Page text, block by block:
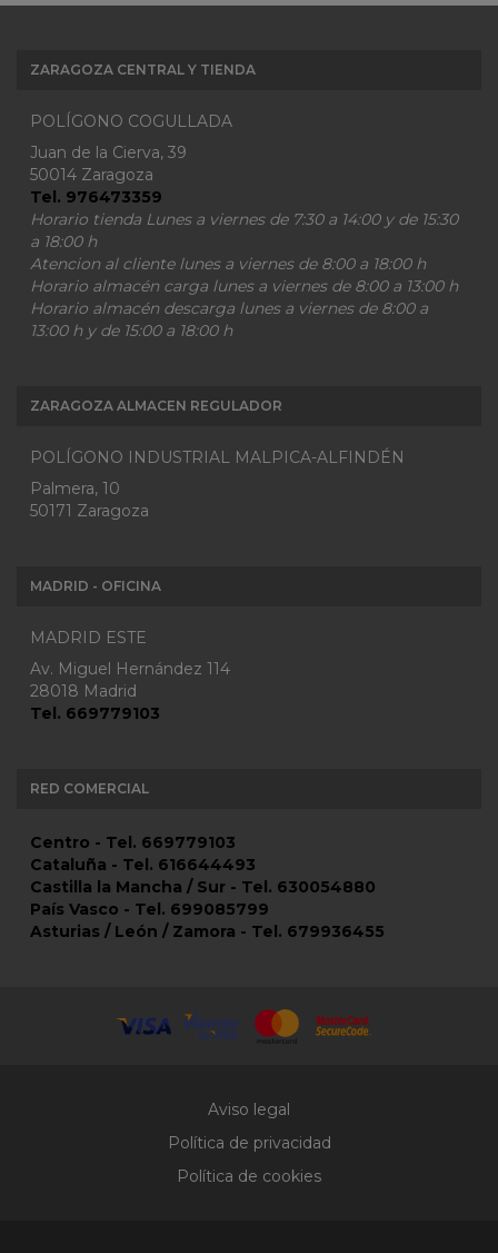
ZARAGOZA CENTRAL Y TIENDA
POLÍGONO COGULLADA
Juan de la Cierva, 39
50014 Zaragoza
Tel. 976473359
Horario tienda Lunes a viernes de 7:30 a 14:00 y de 15:30
a 18:00 h
Atencion al cliente lunes a viernes de 8:00 a 18:00 h
Horario almacén carga lunes a viernes de 8:00 a 13:00 h
Horario almacén descarga lunes a viernes de 8:00 a
13:00 h y de 15:00 a 18:00 h
ZARAGOZA ALMACEN REGULADOR
POLÍGONO INDUSTRIAL MALPICA-ALFINDÉN
Palmera, 10
50171 Zaragoza
MADRID - OFICINA
MADRID ESTE
Av. Miguel Hernández 114
28018 Madrid
Tel. 669779103
RED COMERCIAL
Centro - Tel. 669779103
Cataluña - Tel. 616644493
Castilla la Mancha / Sur - Tel. 630054880
País Vasco - Tel. 699085799
Asturias / León / Zamora - Tel. 679936455
Aviso legal
Política de privacidad
Política de cookies